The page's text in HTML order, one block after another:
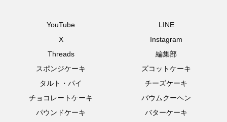
YouTube
LINE
X
Instagram
Threads
編集部
スポンジケーキ
ズコットケーキ
タルト・パイ
チーズケーキ
チョコレートケーキ
バウムクーヘン
パウンドケーキ
バターケーキ